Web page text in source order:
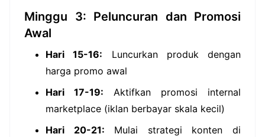
Minggu 3: Peluncuran dan Promosi
Awal
Hari 15-16: Luncurkan produk dengan
harga promo awal
Hari 17-19: Aktifkan promosi internal
marketplace (iklan berbayar skala kecil)
Hari 20-21: Mulai strategi konten di